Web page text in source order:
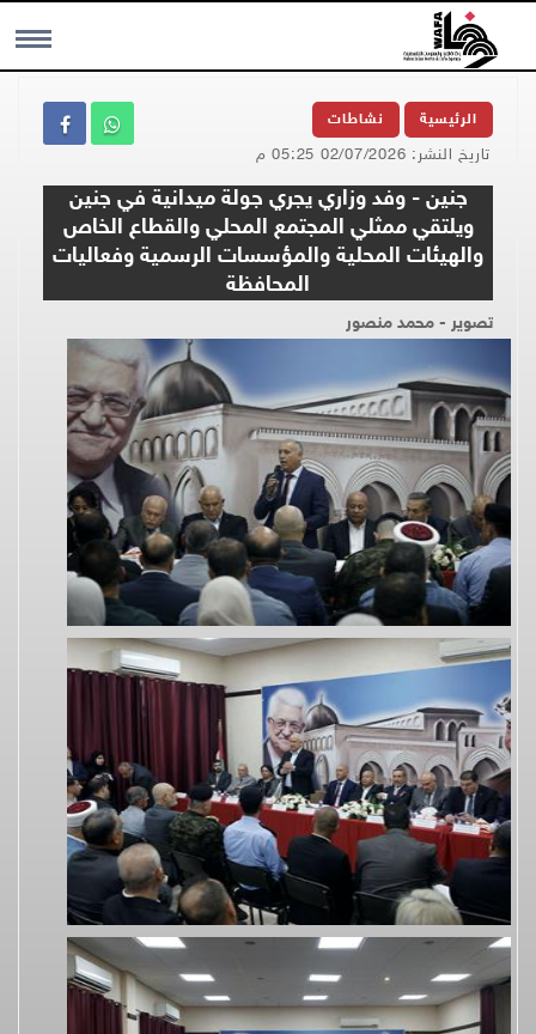
MENU الرئيسية نشاطات
تاريخ النشر: 02/07/2026 05:25 م
جنين - وفد وزاري يجري جولة ميدانية في جنين
ويلتقي ممثلي المجتمع المحلي والقطاع الخاص
والهيئات المحلية والمؤسسات الرسمية وفعاليات
المحافظة
تصوير - محمد منصور